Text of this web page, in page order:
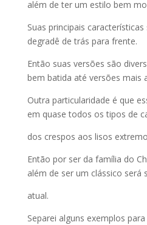
além de ter um estilo bem
Suas principais
degradê de trás para frente.
Então suas versões são
bem batida até versões mais
Outra particularidade é que
em quase todos os tipos de
dos crespos aos lisos
Então por ser da família do
além de ser um clássico será
atual.
Separei alguns exemplos